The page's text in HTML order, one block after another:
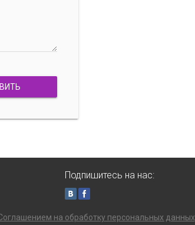
Подпишитесь на нас:
на обработку персональных данных